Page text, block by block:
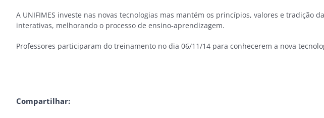
A UNIFIMES investe nas novas tecnologias mas mantém os princípios, valores e
interativas, melhorando o processo de ensino-aprendizagem.
Professores participaram do treinamento no dia 06/11/14 para conhecerem a nova
Compartilhar: